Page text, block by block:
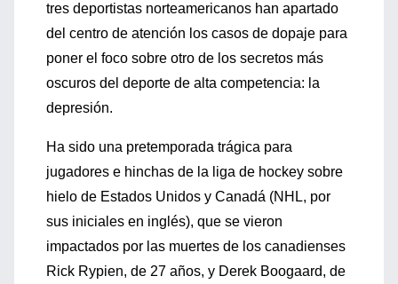
tres deportistas norteamericanos han apartado
del centro de atención los casos de dopaje para
poner el foco sobre otro de los secretos más
oscuros del deporte de alta competencia: la
depresión.
Ha sido una pretemporada trágica para
jugadores e hinchas de la liga de hockey sobre
hielo de Estados Unidos y Canadá (NHL, por
sus iniciales en inglés), que se vieron
impactados por las muertes de los canadienses
Rick Rypien, de 27 años, y Derek Boogaard, de